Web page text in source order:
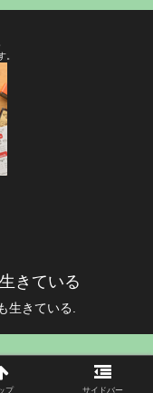
。
きている
生きている.
プ サイドバー